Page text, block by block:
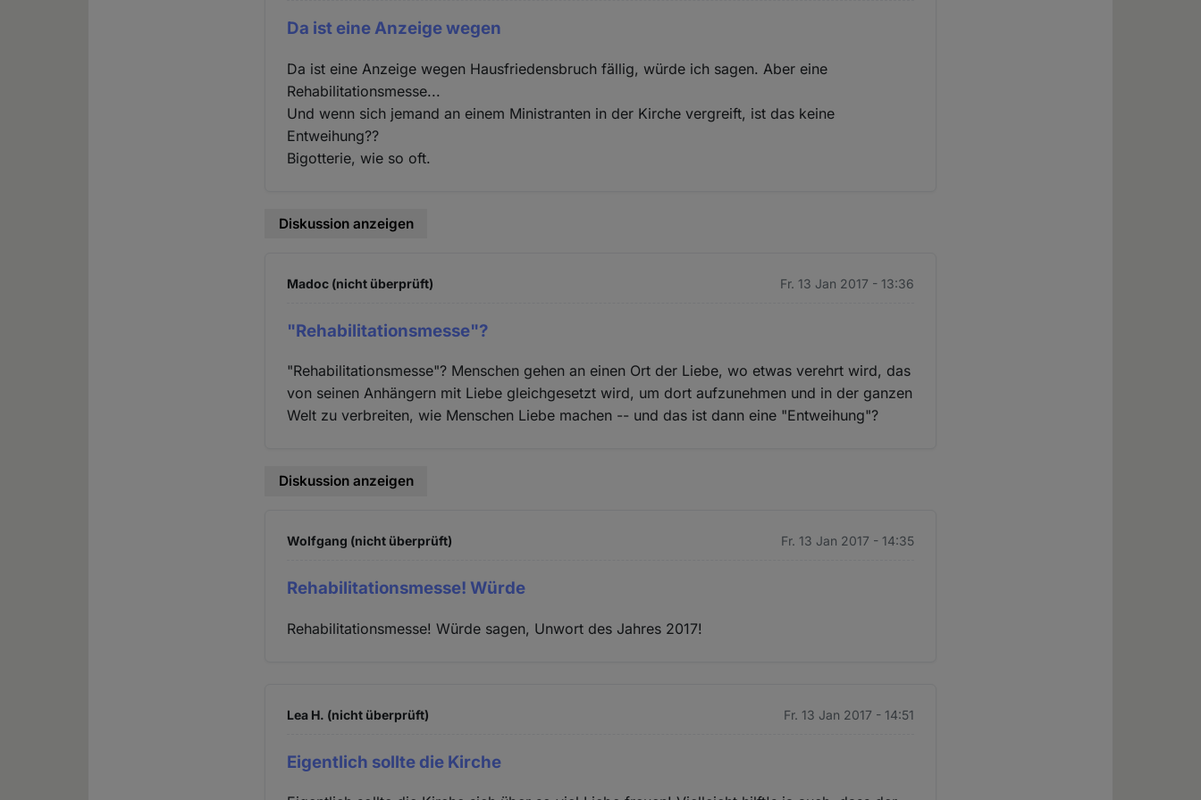
Da ist eine Anzeige wegen
Da ist eine Anzeige wegen Hausfriedensbruch fällig, würde ich sagen. Aber eine
Rehabilitationsmesse...
Und wenn sich jemand an einem Ministranten in der Kirche vergreift, ist das keine
Entweihung??
Bigotterie, wie so oft.
Diskussion anzeigen
Madoc (nicht überprüft) Fr. 13 Jan 2017 - 13:36
"Rehabilitationsmesse"?
"Rehabilitationsmesse"? Menschen gehen an einen Ort der Liebe, wo etwas verehrt wird, das
von seinen Anhängern mit Liebe gleichgesetzt wird, um dort aufzunehmen und in der ganzen
Welt zu verbreiten, wie Menschen Liebe machen -- und das ist dann eine "Entweihung"?
Diskussion anzeigen
Wolfgang (nicht überprüft) Fr. 13 Jan 2017 - 14:35
Rehabilitationsmesse! Würde
Rehabilitationsmesse! Würde sagen, Unwort des Jahres 2017!
Lea H. (nicht überprüft) Fr. 13 Jan 2017 - 14:51
Eigentlich sollte die Kirche